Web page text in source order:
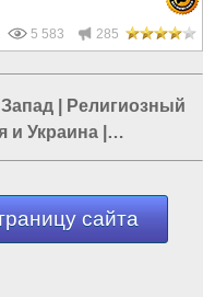
5 583 285
Религиозный
и Украина
сайта